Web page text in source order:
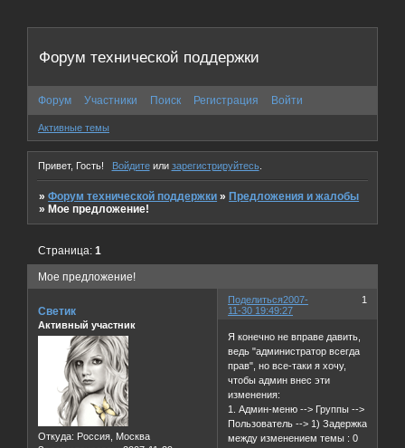
Форум технической поддержки
Форум Участники Поиск Регистрация Войти
Активные темы
Привет, Гость! Войдитеили зарегистрируйтесь.
»Форум технической поддержки »Предложения и жалобы
»Мое предложение!
Мое предложение!
Страница:1
Поделиться 1
2007-
11-30 19:49:27
Светик
Активный участник
Откуда: Россия, Москва
Я конечно не вправе давить,
ведь "администратор всегда
прав", но все-таки я хочу,
чтобы админ внес эти
изменения:
1. Админ-меню --> Группы -->
Пользователь --> 1) Задержка
между изменением темы : 0